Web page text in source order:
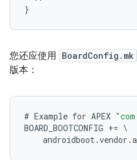
}
您还应使用 BoardConfig.mk
版本：
# Example for APEX
BOARD_BOOTCONFIG += \
androidboot.vendor .